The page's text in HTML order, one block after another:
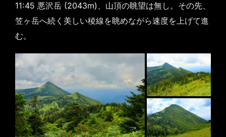
11:45 悪沢岳 (2043m)、山頂の眺望は無し。その先、
笠ヶ岳へ続く美しい稜線を眺めながら速度を上げて進
む。